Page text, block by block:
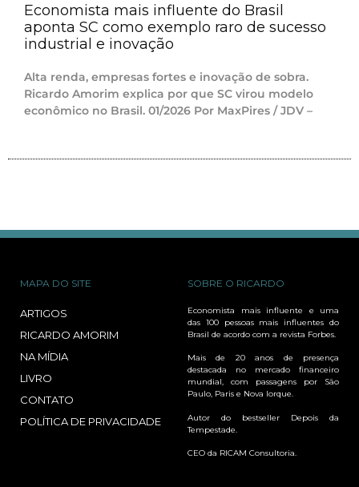
Economista mais influente do Brasil
aponta SC como exemplo raro de sucesso
industrial e inovação
Alta renda, empresas fortes e inovação de sobra.
Ricardo Amorim explica por que SC virou modelo
econômico no Brasil. 01/2026 Por MaxPires / JDV –
MAPA DO SITE
ARTIGOS
RICARDO AMORIM
NA MÍDIA
LIVRO
CONTATO
POLÍTICA DE PRIVACIDADE
SOBRE O RICARDO
Economista mais influente e uma
das 100 pessoas mais influentes do
Brasil de acordo com a revista Forbes.
Mais de 20 anos de presença
destacada no mercado financeiro
mundial, com passagens por São
Paulo, Paris e Nova Iorque.
Autor do bestseller Depois da
Tempestade.
CEO da RICAM Consultoria.